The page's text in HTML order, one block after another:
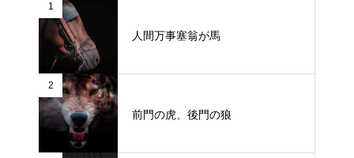
1
人間万事塞翁が馬
2
前門の虎、後門の狼